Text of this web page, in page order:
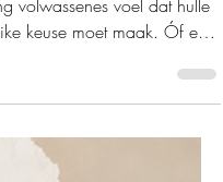
brein by die kerkdeur te los
óf ek hou my brein. Óf ek
óf ek dra ’n wit